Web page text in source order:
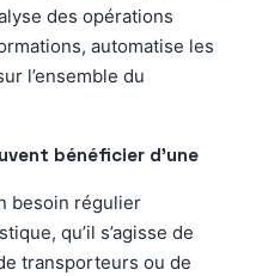
des opérations
automatise les
l’ensemble du
bénéficier d’une
besoin régulier
qu’il s’agisse de
transporteurs ou de